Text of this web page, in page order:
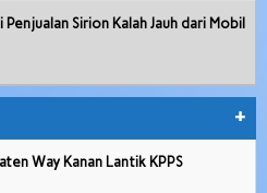
Penjualan Sirion Kalah Jauh dari Mobil
+
Way Kanan Lantik KPPS